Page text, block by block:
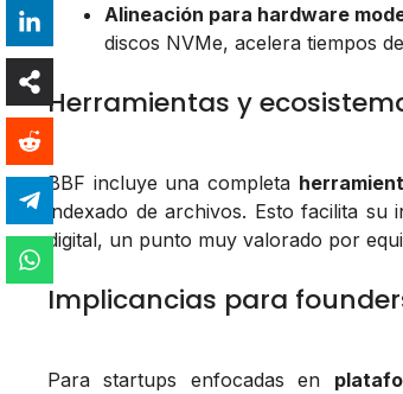
Alineación para hardware
discos NVMe, acelera tiempos
Herramientas y
BBF incluye una completa
indexado de archivos. Esto facilita
digital, un punto muy valorado por
Implicancias para
Para startups enfocadas en